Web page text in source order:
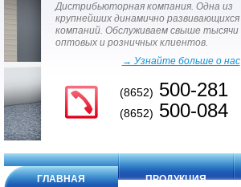
Дистрибьюторная компания. Одна из
крупнейших динамично развивающихся
компаний. Обслуживаем свыше тысячи
оптовых и розничных клиентов.
→ Узнайте больше о нас
(8652) 500-281
(8652) 500-084
ГЛАВНАЯ ПРОДУКЦИЯ